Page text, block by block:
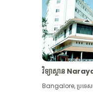
វិទ្យាស្ថាន
Bangalore,ប្រទេ